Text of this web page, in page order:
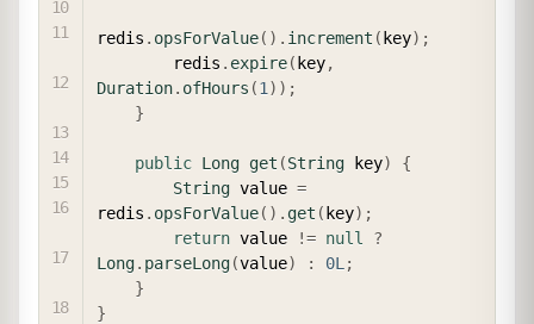
redis . opsForValue( ) . increment ( key) ;
        redis
. expire( key,
Duration. ofHours (1 ) ) ;
}
public Long get (String key)
{
String value =
redis . opsForValue( ) . get ( key) ;
return value != null
?
Long. parseLong(value) : 0L ;
}
}